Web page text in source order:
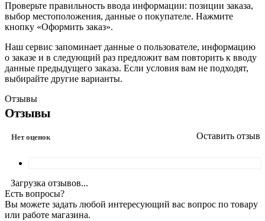
Проверьте правильность ввода информации: позиции заказа,
выбор местоположения, данные о покупателе. Нажмите
кнопку «Оформить заказ».
Наш сервис запоминает данные о пользователе, информацию
о заказе и в следующий раз предложит вам повторить к вводу
данные предыдущего заказа. Если условия вам не подходят,
выбирайте другие варианты.
Отзывы
Отзывы
Нет оценок Оставить отзыв
Загрузка отзывов...
Есть вопросы?
Вы можете задать любой интересующий вас вопрос по товару
или работе магазина.